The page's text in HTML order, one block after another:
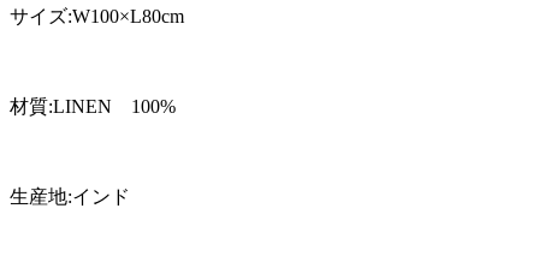
サイズ:W100×L80cm
材質:LINEN 100%
生産地:インド